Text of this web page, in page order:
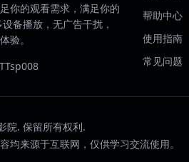
你的观看需求，满足你的
备播放，无广告干扰，
验。
帮助中心
使用指南
常见问题
院. 保留所有权利.
均来源于互联网，仅供学习交流使用。